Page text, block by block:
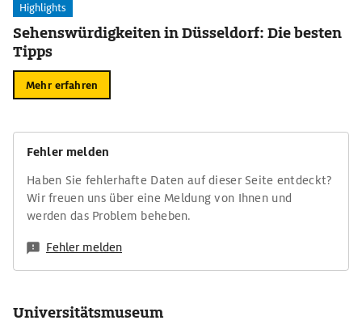
Highlights
Sehenswürdigkeiten in Düsseldorf: Die besten
Tipps
Mehr erfahren
Fehler melden
Haben Sie fehlerhafte Daten auf dieser Seite entdeckt?
Wir freuen uns über eine Meldung von Ihnen und
werden das Problem beheben.
Fehler melden
Universitätsmuseum